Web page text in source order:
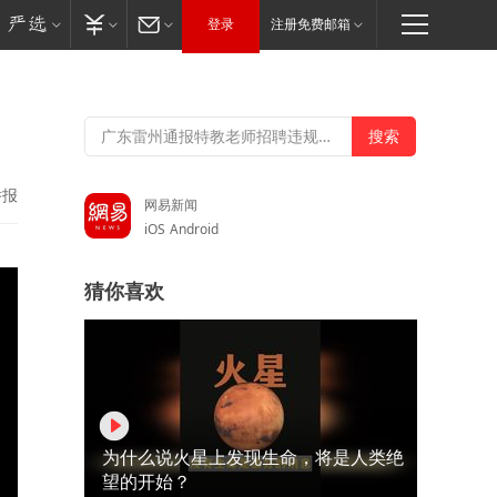
登录 注册免费邮箱
网易新闻
iOS Android
猜你喜欢
为什么说火星上发现生命，将是人类绝
望的开始？